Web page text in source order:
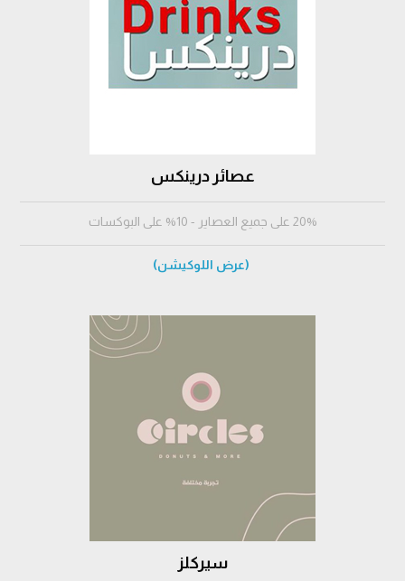
عصائر درينكس
20% على جميع العصاير - 10% على البوكسات
(عرض اللوكيشن)
سيركلز